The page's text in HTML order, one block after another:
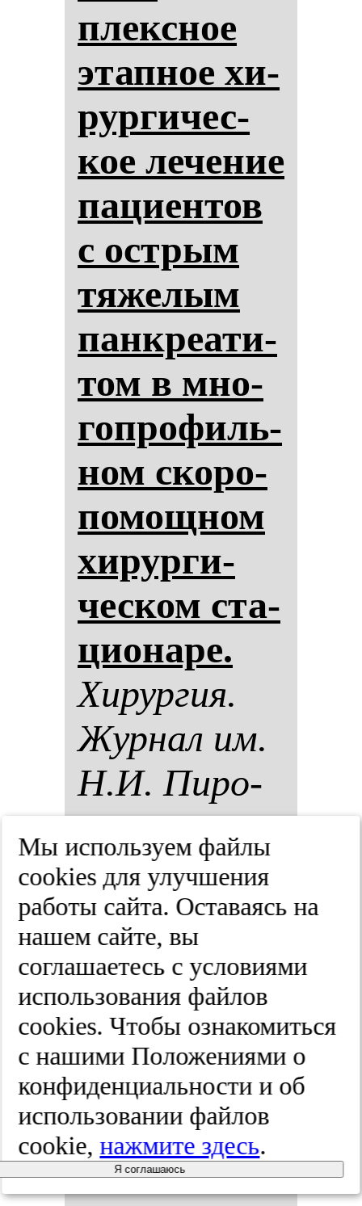
плексное
этап­ное хи­
рур­ги­чес­
кое ле­че­ние
па­ци­ен­тов
с ос­трым
тя­же­лым
пан­кре­ати­
том в мно­
гоп­ро­филь­
ном ско­ро­
по­мощ­ном
хи­рур­ги­
чес­ком ста­
ци­она­ре.
Хи­рур­гия.
Жур­нал им.
Н.И. Пи­ро­
го­ва.
2026;(2):29-35
Сов­мес­тное
при­ме­не­
ние ибуп­
ро­фе­на и
низ­ко­мо­ле­
ку­ляр­но­го
Мы используем файлы
cооkies для улучшения
работы сайта. Оставаясь на
нашем сайте, вы
соглашаетесь с условиями
использования файлов
cооkies. Чтобы ознакомиться
с нашими Положениями о
конфиденциальности и об
использовании файлов
cookie,нажмите здесь.
Я соглашаюсь